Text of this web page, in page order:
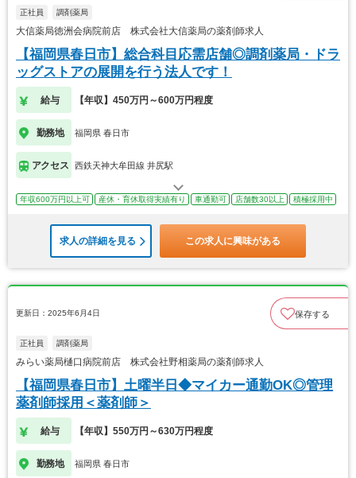
正社員 調剤薬局
大信薬局徳洲会病院前店 株式会社大信薬局の薬剤師求人
【福岡県春日市】総合科目応需店舗◎調剤薬局・ドラ
ッグストアの展開を行う法人です！
給与 【年収】450万円～600万円程度
勤務地 福岡県 春日市
アクセス 西鉄天神大牟田線 井尻駅
年収600万円以上可 産休・育休取得実績有り 車通勤可 店舗数30以上 積極採用中
求人の詳細を見る この求人に興味がある
更新日：2025年6月4日 保存する
正社員 調剤薬局
みらい薬局樋口病院前店 株式会社野相薬局の薬剤師求人
【福岡県春日市】土曜半日◆マイカー通勤OK◎管理
薬剤師採用＜薬剤師＞
給与 【年収】550万円～630万円程度
勤務地 福岡県 春日市